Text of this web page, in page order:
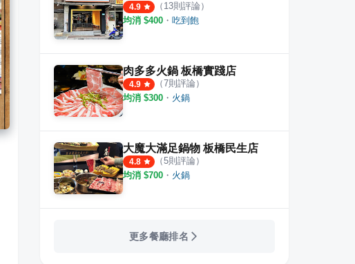
4.9 （ 13則評論）
均消 $400 ・ 吃到飽
肉多多火鍋 板橋實踐店
4.9 （7則評論）
均消 $300 ・ 火鍋
大魔大滿足鍋物 板橋民生店
4.8 （5則評論）
均消 $700 ・ 火鍋
更多餐廳排名